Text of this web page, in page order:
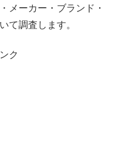
メーカー・ブランド・
て調査します。
ク